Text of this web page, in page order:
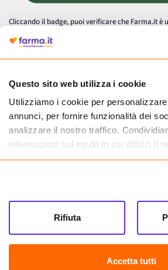
Questo sito web utilizza i cookie
Utilizziamo i cookie per
annunci, per fornire funzionalità dei
analizzare il nostro traffico.
informazioni sul modo in cui utilizzi il
partner che si occupano di analisi dei
informazioni che hai fornito loro o che
tuo utilizzo dei loro servizi.
Accetta tutti
Rifiuta
Cliccando il badge, puoi verificare che Farma.it è
autorizzata dal Ministero della Salute a effettuare
medicinali.
Farma.it S.a.s. P. IVA 07417261216 REA: NA-884088
CREDITS
Sede legale Via delle Repubbliche Marinare 128, 80147